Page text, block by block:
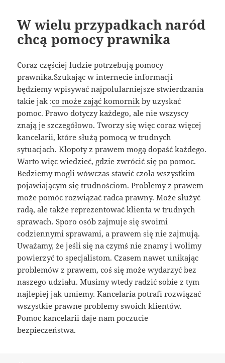
W wielu przypadkach naród
chcą pomocy prawnika
Coraz częściej ludzie potrzebują pomocy
prawnika.Szukając w internecie informacji
będziemy wpisywać najpolularniejsze stwierdzania
takie jak :co może zająć komornik by uzyskać
pomoc. Prawo dotyczy każdego, ale nie wszyscy
znają je szczegółowo. Tworzy się więc coraz więcej
kancelarii, które służą pomocą w trudnych
sytuacjach. Kłopoty z prawem mogą dopaść każdego.
Warto więc wiedzieć, gdzie zwrócić się po pomoc.
Bedziemy mogli wówczas stawić czoła wszystkim
pojawiającym się trudnościom. Problemy z prawem
może pomóc rozwiązać radca prawny. Może służyć
radą, ale także reprezentować klienta w trudnych
sprawach. Sporo osób zajmuje się swoimi
codziennymi sprawami, a prawem się nie zajmują.
Uważamy, że jeśli się na czymś nie znamy i wolimy
powierzyć to specjalistom. Czasem nawet unikając
problemów z prawem, coś się może wydarzyć bez
naszego udziału. Musimy wtedy radzić sobie z tym
najlepiej jak umiemy. Kancelaria potrafi rozwiązać
wszystkie prawne problemy swoich klientów.
Pomoc kancelarii daje nam poczucie
bezpieczeństwa.